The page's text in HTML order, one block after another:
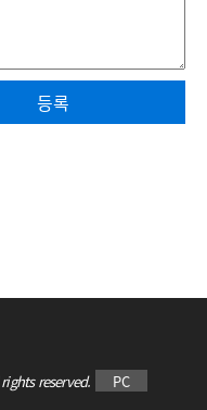
등록
reserved. PC